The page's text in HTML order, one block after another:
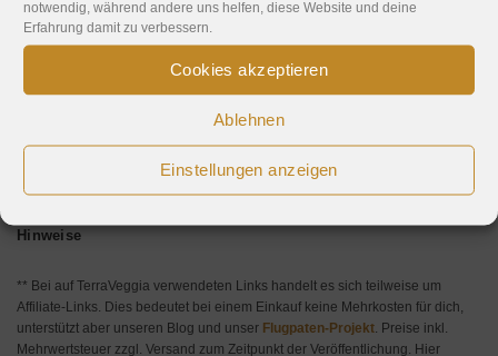
notwendig, während andere uns helfen, diese Website und deine
Erfahrung damit zu verbessern.
Cookies akzeptieren
Ablehnen
Einstellungen anzeigen
Zur Wunschliste hinzufügen
Kategorie:Jacken & Mäntel
Embassy of Bricks and Logs
Hinweise
** Bei auf TerraVeggia verwendeten Links handelt es sich teilweise um
Affiliate-Links. Dies bedeutet bei einem Einkauf keine Mehrkosten für dich,
unterstützt aber unseren Blog und unser Flugpaten-Projekt. Preise inkl.
Mehrwertsteuer zzgl. Versand zum Zeitpunkt der Veröffentlichung. Hier